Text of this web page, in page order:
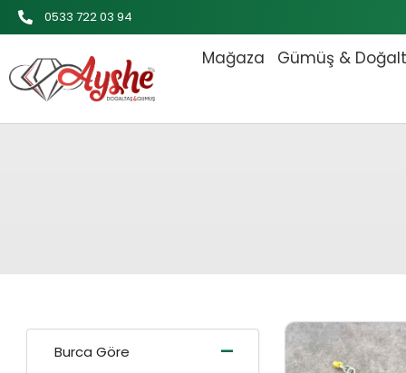
İçeriğe
atla
0533 722 03 94
Mağaza Gümüş &
Burca Göre -
Orijinal